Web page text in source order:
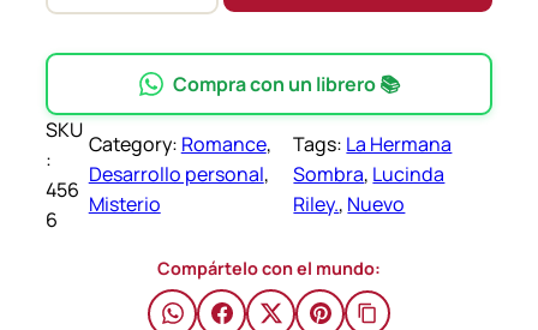
a
H
r
m
a
n
a
Compra con un librero 📚
SKU
:
456
6
Category: Romance
Desarrollo personal
Misterio
Tags: La Hermana
Sombra, Lucinda
Riley., Nuevo
Compártelo con el mundo: